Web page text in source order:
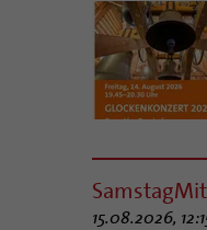
15.08.2026,